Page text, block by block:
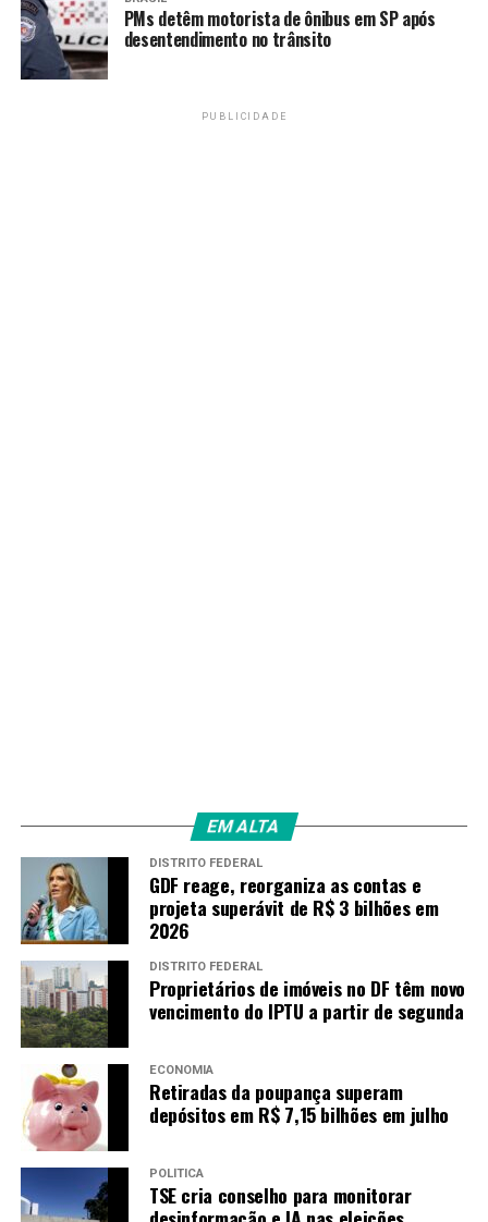
PMs detêm motorista de ônibus em SP após
desentendimento no trânsito
PUBLICIDADE
EM ALTA
DISTRITO FEDERAL
GDF reage, reorganiza as contas e
projeta superávit de R$ 3 bilhões em
2026
DISTRITO FEDERAL
Proprietários de imóveis no DF têm novo
vencimento do IPTU a partir de segunda
ECONOMIA
Retiradas da poupança superam
depósitos em R$ 7,15 bilhões em julho
POLÍTICA
TSE cria conselho para monitorar